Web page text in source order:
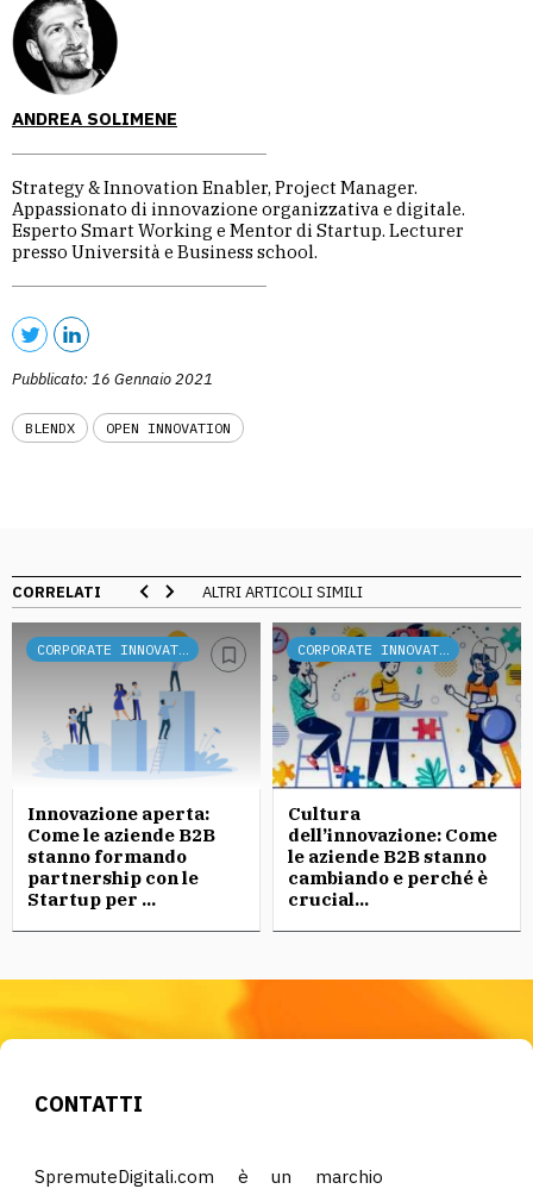
ANDREA SOLIMENE
Strategy & Innovation Enabler, Project Manager.
Appassionato di innovazione organizzativa e digitale.
Esperto Smart Working e Mentor di Startup. Lecturer
presso Università e Business school.
Pubblicato: 16 Gennaio 2021
BLENDX OPEN INNOVATION
CORRELATI ALTRI ARTICOLI SIMILI
Innovazione aperta:
Come le aziende B2B
stanno formando
partnership con le
Startup per ...
Cultura
dell’innovazione: Come
le aziende B2B stanno
cambiando e perché è
crucial...
CONTATTI
SpremuteDigitali.com è un marchio